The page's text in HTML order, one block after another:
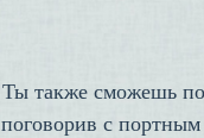
Ты также сможешь
поговорив с